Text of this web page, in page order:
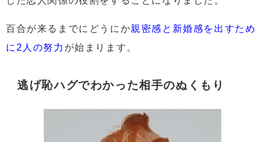
百合が来るまでにどうにか親密感と新婚感を出すため
に2人の努力 が始まります。
逃げ恥ハグでわかった相手のぬくもり